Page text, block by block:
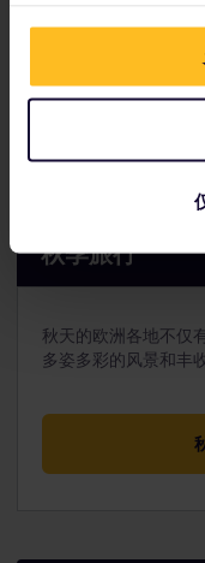
秋季旅行
秋天的欧洲各地不仅
多姿多彩的风景和丰